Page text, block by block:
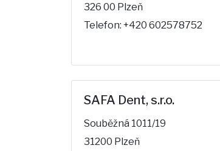
326 00 Plzeň
Telefon: +420 602578752
SAFA Dent, s.r.o.
Souběžná 1011/19
31200 Plzeň